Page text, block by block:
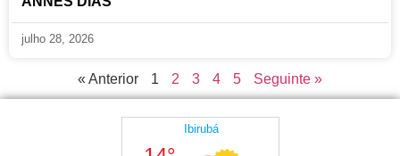
julho 28, 2026
« Anterior 1 2 3 4 5 Seguinte »